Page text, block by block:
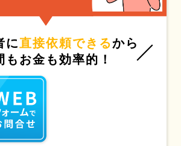
に直接依頼できるから
もお金も効率的！